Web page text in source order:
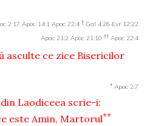
2:17 Apoc 14:1 Apoc 22:4 † Gal 4:26 Evr 12:22
Apoc 21:2 Apoc 21:10 †† Apoc 22:4
asculte ce zice Bisericilor
* Apoc 2:7
Laodiceea scrie-i:
este Amin, Martorul**